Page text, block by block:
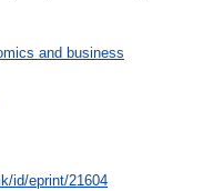
and business
id/eprint/21604